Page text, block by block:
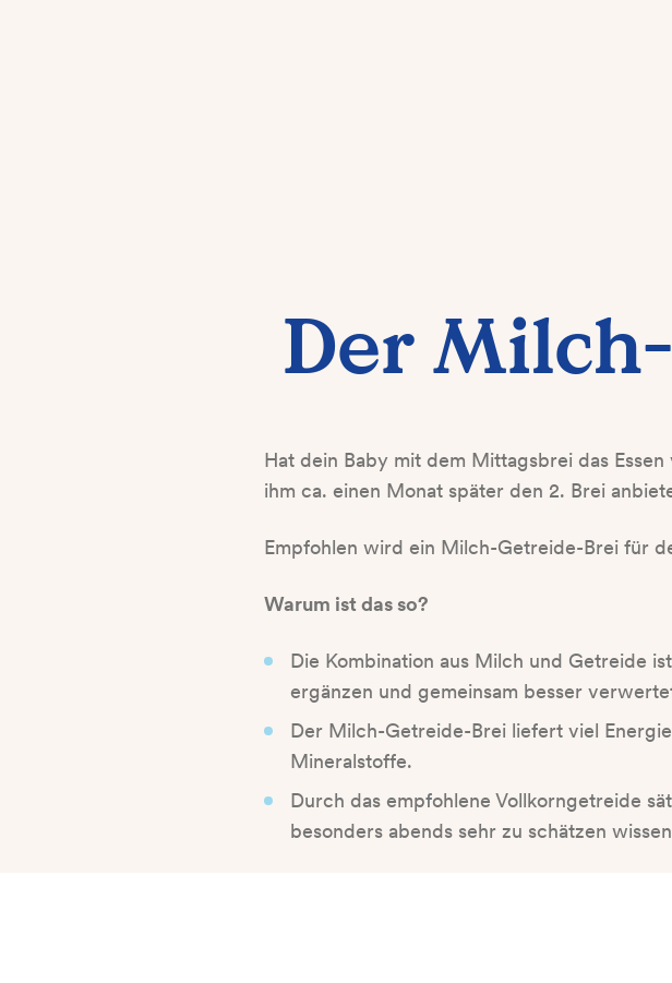
Der
Hat dein Baby mit dem Mittagsbrei das
ihm ca. einen Monat später den 2. Brei
Empfohlen wird ein Milch-Getreide-Brei für
Warum ist das so?
Die Kombination aus Milch und Getreide
ergänzen und gemeinsam besser
Der Milch-Getreide-Brei liefert viel
Mineralstoffe.
Durch das empfohlene Vollkorngetreide
besonders abends sehr zu schätzen